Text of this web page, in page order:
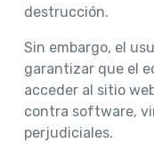
destrucción.
Sin embargo, el
garantizar que el
acceder al sitio
contra software,
perjudiciales.